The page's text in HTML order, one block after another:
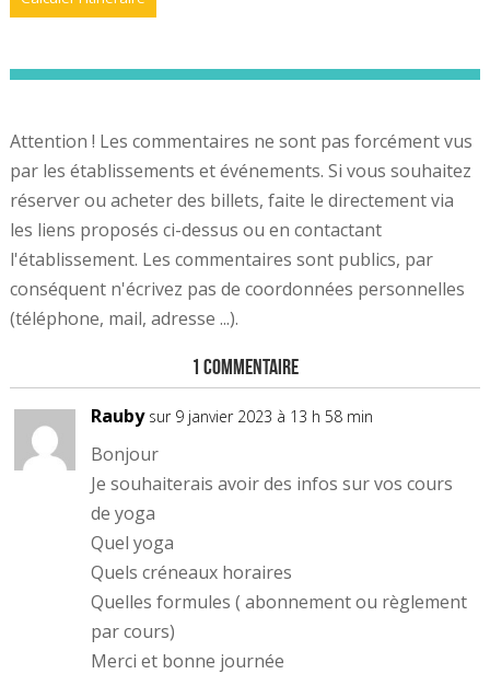
Attention ! Les commentaires ne sont pas forcément vus
par les établissements et événements. Si vous souhaitez
réserver ou acheter des billets, faite le directement via
les liens proposés ci-dessus ou en contactant
l'établissement. Les commentaires sont publics, par
conséquent n'écrivez pas de coordonnées personnelles
(téléphone, mail, adresse ...).
1 Commentaire
Rauby sur 9 janvier 2023 à 13 h 58 min
Bonjour
Je souhaiterais avoir des infos sur vos cours
de yoga
Quel yoga
Quels créneaux horaires
Quelles formules ( abonnement ou règlement
par cours)
Merci et bonne journée